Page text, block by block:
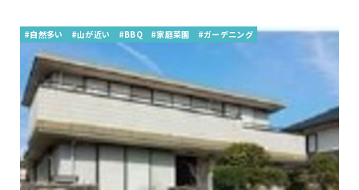
#自然多い #山が近い #BBQ #家庭菜園 #ガーデニング